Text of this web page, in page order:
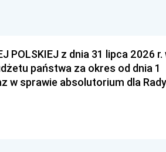
POLSKIEJ z dnia 31 lipca 2026 r.
państwa za okres od dnia 1
w sprawie absolutorium dla Rady